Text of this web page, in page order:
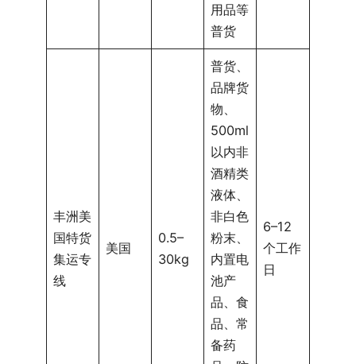
用品等
普货
丰洲美
国特货
集运专
线
美国
0.5–
30kg
普货、
品牌货
物、
500ml
以内非
酒精类
液体、
非白色
粉末、
内置电
池产
品、食
品、常
备药
6–12
个工作
日